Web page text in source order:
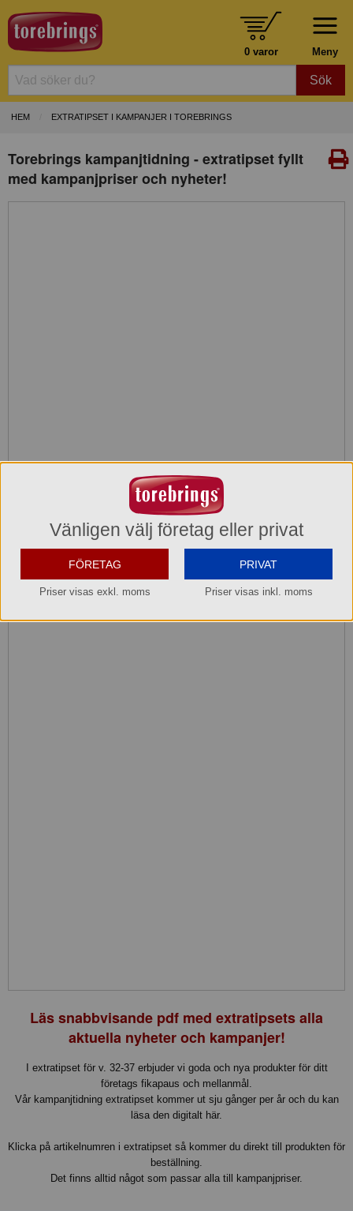
Meny
0 varor
Sök
HEM EXTRATIPSET I KAMPANJER I TOREBRINGS
Torebrings kampanjtidning - extratipset fyllt
med kampanjpriser och nyheter!
Läs snabbvisande pdf med extratipsets alla
aktuella nyheter och kampanjer!
I extratipset för v. 32-37 erbjuder vi goda och nya produkter för ditt
företags fikapaus och mellanmål.
Vår kampanjtidning extratipset kommer ut sju gånger per år och du kan
läsa den digitalt här.
Klicka på artikelnumren i extratipset så kommer du direkt till produkten för
beställning.
Det finns alltid något som passar alla till kampanjpriser.
Vänligen välj företag eller privat
FÖRETAG
Priser visas exkl. moms
PRIVAT
Priser visas inkl. moms